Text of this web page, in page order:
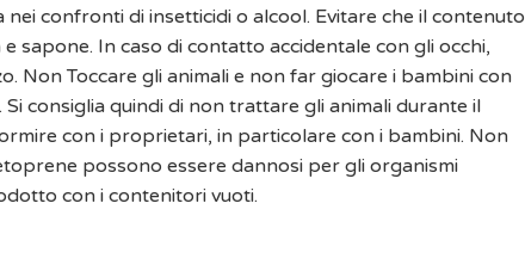
confronti di insetticidi o alcool. Evitare che il contenuto
sapone. In caso di contatto accidentale con gli occhi,
Non Toccare gli animali e non far giocare i bambini con
consiglia quindi di non trattare gli animali durante il
con i proprietari, in particolare con i bambini. Non
possono essere dannosi per gli organismi
con i contenitori vuoti.